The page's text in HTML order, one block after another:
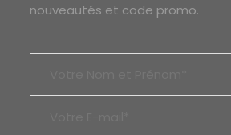
nouveautés et code promo.